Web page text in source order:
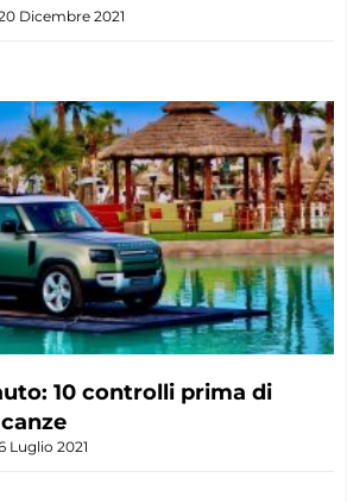
Dicembre 2021
10 controlli prima di
Luglio 2021